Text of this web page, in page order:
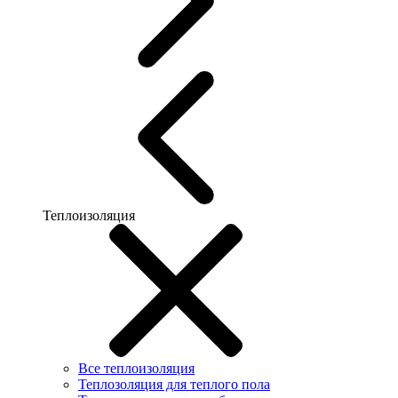
Теплоизоляция
Все теплоизоляция
Теплозоляция для теплого пола